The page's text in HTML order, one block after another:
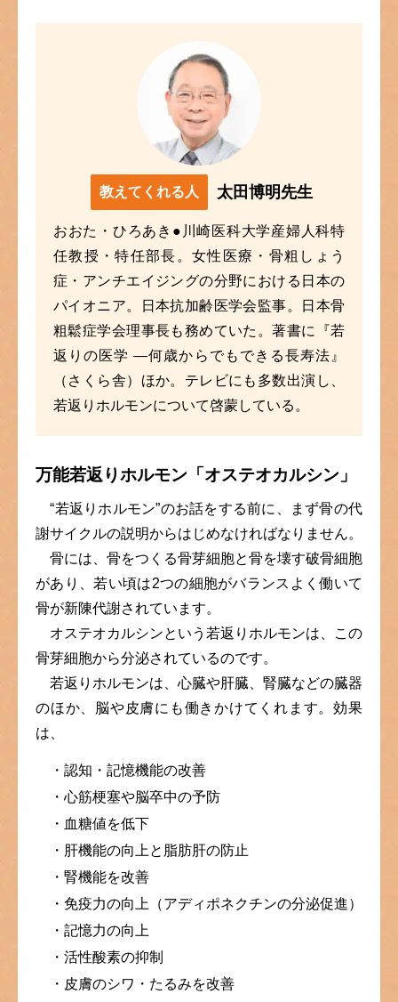
教えてくれる人 太田博明先生
おおた・ひろあき●川崎医科大学産婦人科特
任教授・特任部長。女性医療・骨粗しょう
症・アンチエイジングの分野における日本の
パイオニア。日本抗加齢医学会監事。日本骨
粗鬆症学会理事長も務めていた。著書に『若
返りの医学 ―何歳からでもできる長寿法』
（さくら舎）ほか。テレビにも多数出演し、
若返りホルモンについて啓蒙している。
万能若返りホルモン「オステオカルシン」
“若返りホルモン”のお話をする前に、まず骨の代
謝サイクルの説明からはじめなければなりません。
骨には、骨をつくる骨芽細胞と骨を壊す破骨細胞
があり、若い頃は2つの細胞がバランスよく働いて
骨が新陳代謝されています。
オステオカルシンという若返りホルモンは、この
骨芽細胞から分泌されているのです。
若返りホルモンは、心臓や肝臓、腎臓などの臓器
のほか、脳や皮膚にも働きかけてくれます。効果
は、
・認知・記憶機能の改善
・心筋梗塞や脳卒中の予防
・血糖値を低下
・肝機能の向上と脂肪肝の防止
・腎機能を改善
・免疫力の向上（アディポネクチンの分泌促進）
・記憶力の向上
・活性酸素の抑制
・皮膚のシワ・たるみを改善